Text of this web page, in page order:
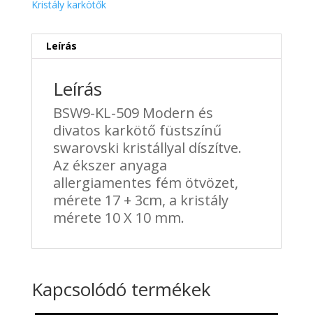
Kristály karkötők
Leírás
Leírás
BSW9-KL-509 Modern és
divatos karkötő füstszínű
swarovski kristállyal díszítve.
Az ékszer anyaga
allergiamentes fém ötvözet,
mérete 17 + 3cm, a kristály
mérete 10 X 10 mm.
Kapcsolódó termékek